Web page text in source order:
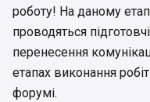
роботу! На даному
проводяться
перенесення
етапах виконання
форумі.